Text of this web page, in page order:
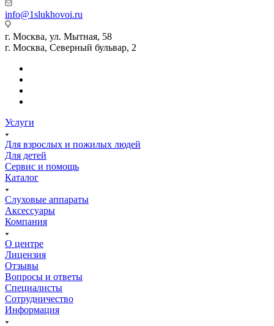
info@1slukhovoi.ru
г. Москва, ул. Мытная, 58
г. Москва, Северный бульвар, 2
Услуги
Для взрослых и пожилых людей
Для детей
Сервис и помощь
Каталог
Слуховые аппараты
Аксессуары
Компания
О центре
Лицензия
Отзывы
Вопросы и ответы
Специалисты
Сотрудничество
Информация